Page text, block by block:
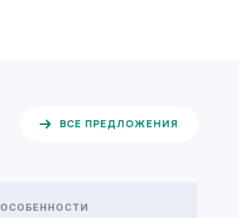
ВСЕ ПРЕДЛОЖЕНИЯ
ОСОБЕННОСТИ